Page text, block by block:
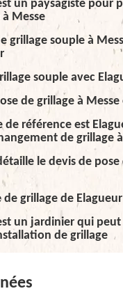
un paysagiste pour
Messe
grillage souple à
souple avec
de grillage à Messe
de référence est
de grillage
le devis de pose
de grillage de
un jardinier qui
de grillage